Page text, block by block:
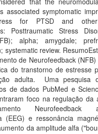
associated symptomatic
for PTSD and other
Posttraumatic Stress
alpha; amygdale;
systematic review.
de Neurofeedback
do transtorno de estresse
adulta. Uma pesquisa
de dados PubMed e
foco na regulação da
Neurofeedback
(EEG) e ressonância
da amplitude alfa